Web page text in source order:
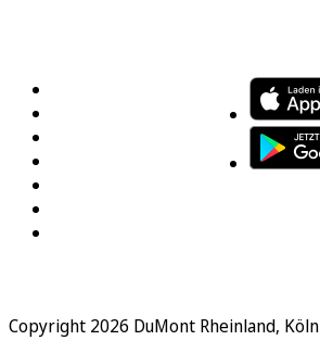
Copyright 2026 DuMont Rheinland, Köln